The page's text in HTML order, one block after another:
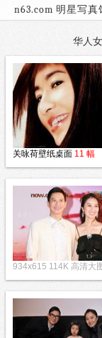
n63.com 明星写真
华人
关咏荷壁纸桌面 11 幅
934x615 114K 高清大图